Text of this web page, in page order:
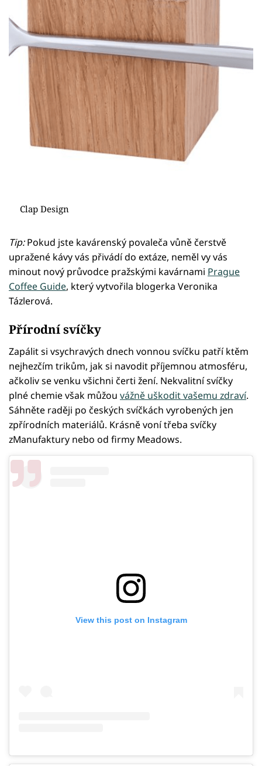
Clap Design
Tip:Pokud jste kavárenský povaleča vůně čerstvě
upražené kávy vás přivádí do extáze, neměl vy vás
minout nový průvodce pražskými kavárnami Prague
Coffee Guide, který vytvořila blogerka Veronika
Tázlerová.
Přírodní svíčky
Zapálit si vsychravých dnech vonnou svíčku patří ktěm
nejhezčím trikům, jak si navodit příjemnou atmosféru,
ačkoliv se venku všichni čerti žení. Nekvalitní svíčky
plné chemie však můžou vážně uškodit vašemu zdraví.
Sáhněte raději po českých svíčkách vyrobených jen
zpřírodních materiálů. Krásně voní třeba svíčky
zManufaktury nebo od firmy Meadows.
View this post on Instagram